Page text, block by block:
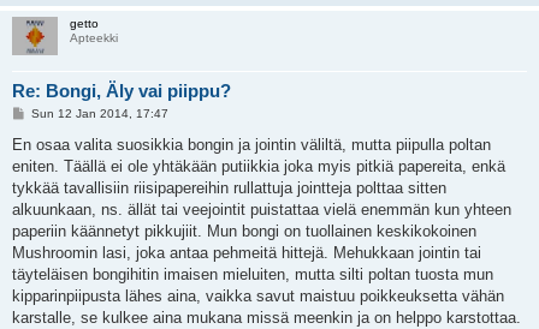
getto
Apteekki
Re: Bongi, Äly vai piippu?
P
s
Sun 12 Jan 2014, 17:47
En osaa valita suosikkia bongin ja jointin väliltä, mutta piipulla poltan
eniten. Täällä ei ole yhtäkään putiikkia joka myis pitkiä papereita, enkä
tykkää tavallisiin riisipapereihin rullattuja jointteja polttaa sitten
alkuunkaan, ns. ällät tai veejointit puistattaa vielä enemmän kun yhteen
paperiin käännetyt pikkujiit. Mun bongi on tuollainen keskikokoinen
Mushroomin lasi, joka antaa pehmeitä hittejä. Mehukkaan jointin tai
täyteläisen bongihitin imaisen mieluiten, mutta silti poltan tuosta mun
kipparinpiipusta lähes aina, vaikka savut maistuu poikkeuksetta vähän
karstalle, se kulkee aina mukana missä meenkin ja on helppo karstottaa.